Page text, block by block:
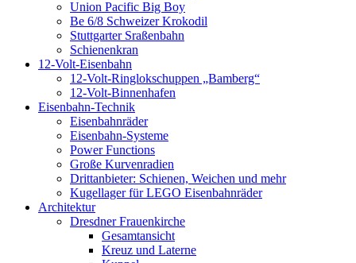
Union Pacific Big Boy
Be 6/8 Schweizer Krokodil
Stuttgarter Sraßenbahn
Schienenkran
12-Volt-Eisenbahn
12-Volt-Ringlokschuppen „Bamberg“
12-Volt-Binnenhafen
Eisenbahn-Technik
Eisenbahnräder
Eisenbahn-Systeme
Power Functions
Große Kurvenradien
Drittanbieter: Schienen, Weichen und mehr
Kugellager für LEGO Eisenbahnräder
Architektur
Dresdner Frauenkirche
Gesamtansicht
Kreuz und Laterne